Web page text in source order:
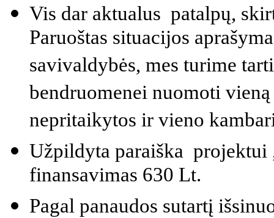
Vis dar aktualus patalpų,
Paruoštas situacijos
savivaldybės, mes turime
bendruomenei nuomoti
nepritaikytos ir vieno
Užpildyta paraiška projektui
finansavimas 630 Lt.
Pagal panaudos sutartį